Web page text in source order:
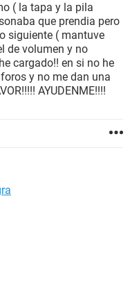
( la tapa y la pila
que prendia pero
siguiente ( mantuve
de volumen y no
cargado!! en si no he
y no me dan una
AYUDENME!!!!